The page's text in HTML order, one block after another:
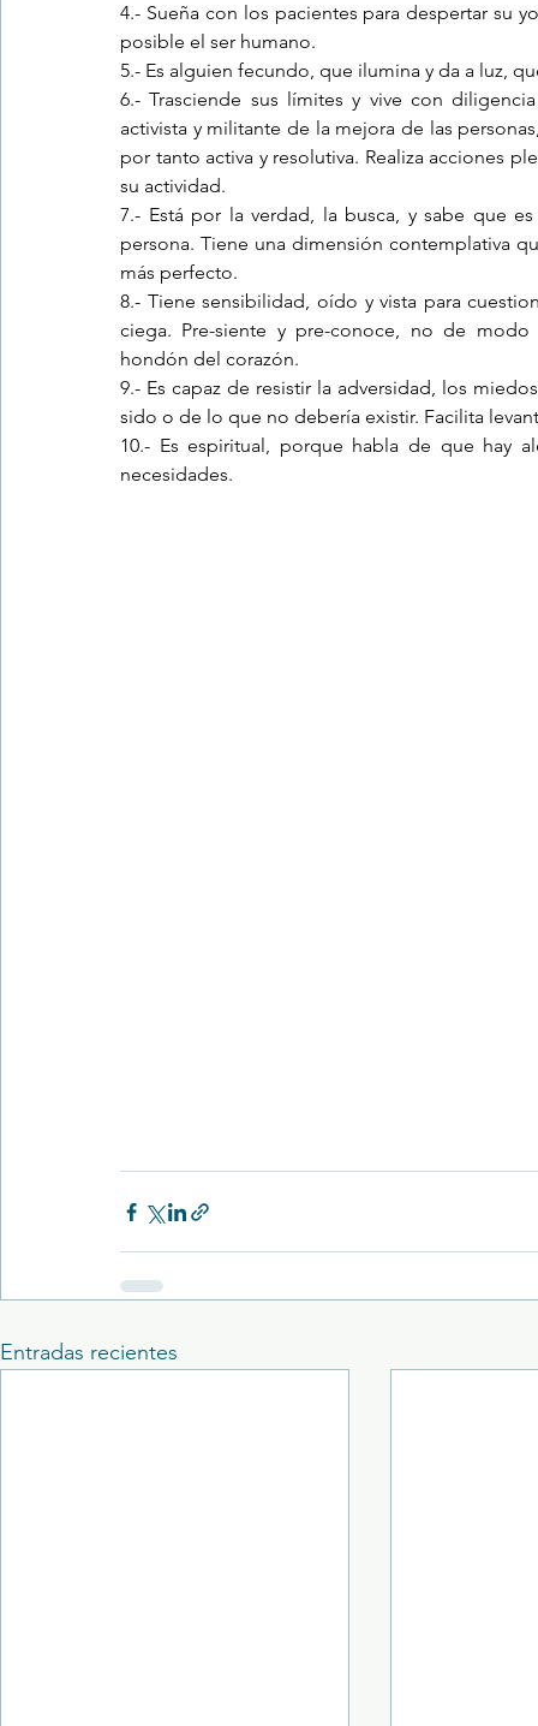
4.- Sueña con los pacientes para despertar su
posible el ser humano.
5.- Es alguien fecundo, que ilumina y da a luz,
6.- Trasciende sus límites y vive con
activista y militante de la mejora de las
por tanto activa y resolutiva. Realiza acciones
su actividad.
7.- Está por la verdad, la busca, y sabe que
persona. Tiene una dimensión contemplativa
más perfecto.
8.- Tiene sensibilidad, oído y vista para
ciega. Pre-siente y pre-conoce, no de
hondón del corazón.
9.- Es capaz de resistir la adversidad, los
sido o de lo que no debería existir. Facilita
10.- Es espiritual, porque habla de que hay
necesidades.
Entradas recientes